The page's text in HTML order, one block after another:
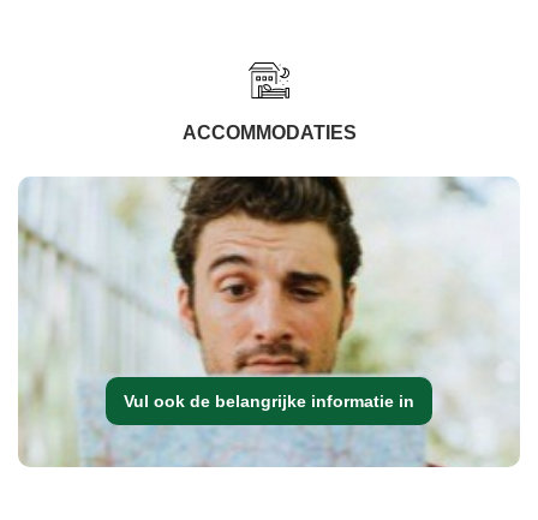
ACCOMMODATIES
Vul ook de belangrijke informatie in